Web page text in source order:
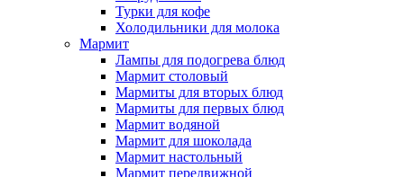
Турки для кофе
Холодильники для молока
Мармит
Лампы для подогрева блюд
Мармит столовый
Мармиты для вторых блюд
Мармиты для первых блюд
Мармит водяной
Мармит для шоколада
Мармит настольный
Мармит передвижной